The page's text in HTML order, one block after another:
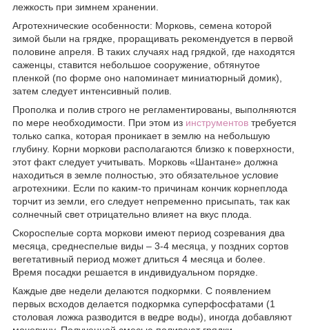
лежкость при зимнем хранении.
Агротехнические особенности: Морковь, семена которой
зимой были на грядке, проращивать рекомендуется в первой
половине апреля. В таких случаях над грядкой, где находятся
саженцы, ставится небольшое сооружение, обтянутое
пленкой (по форме оно напоминает миниатюрный домик),
затем следует интенсивный полив.
Прополка и полив строго не регламентированы, выполняются
по мере необходимости. При этом из инструментов требуется
только сапка, которая проникает в землю на небольшую
глубину. Корни моркови располагаются близко к поверхности,
этот факт следует учитывать. Морковь «Шантане» должна
находиться в земле полностью, это обязательное условие
агротехники. Если по каким-то причинам кончик корнеплода
торчит из земли, его следует непременно присыпать, так как
солнечный свет отрицательно влияет на вкус плода.
Скороспелые сорта моркови имеют период созревания два
месяца, среднеспелые виды – 3-4 месяца, у поздних сортов
вегетативный период может длиться 4 месяца и более.
Время посадки решается в индивидуальном порядке.
Каждые две недели делаются подкормки. С появлением
первых всходов делается подкормка суперфосфатами (1
столовая ложка разводится в ведре воды), иногда добавляют